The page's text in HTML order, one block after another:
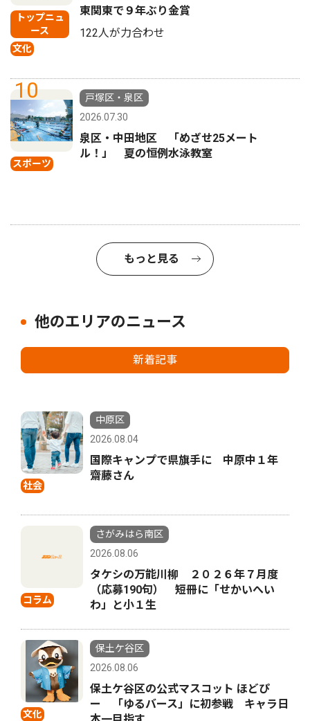
トップニュ
ース
文化
東関東で９年ぶり金賞
122人が力合わせ
10
スポーツ
戸塚区・泉区
2026.07.30
泉区・中田地区 「めざせ25メート
ル！」 夏の恒例水泳教室
もっと見る
他のエリアのニュース
新着記事
社会
中原区
2026.08.04
国際キャンプで県旗手に 中原中１年
齋藤さん
コラム
さがみはら南区
2026.08.06
タケシの万能川柳 ２０２６年７月度
（応募190句） 短冊に「せかいへい
わ」と小１生
文化
保土ケ谷区
2026.08.06
保土ケ谷区の公式マスコット ほどぴ
ー 「ゆるバース」に初参戦 キャラ日